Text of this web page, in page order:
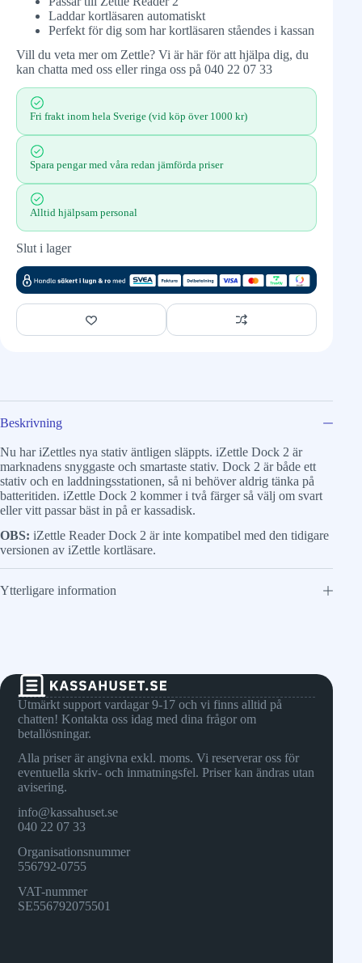
Laddar kortläsaren automatiskt
Perfekt för dig som har kortläsaren ståendes i kassan
Vill du veta mer om Zettle? Vi är här för att hjälpa dig, du
kan chatta med oss eller ringa oss på 040 22 07 33
Fri frakt inom hela Sverige (vid köp över 1000 kr)
Spara pengar med våra redan jämförda priser
Alltid hjälpsam personal
Slut i lager
Beskrivning
Nu har iZettles nya stativ äntligen släppts. iZettle Dock 2 är
marknadens snyggaste och smartaste stativ. Dock 2 är både ett
stativ och en laddningsstationen, så ni behöver aldrig tänka på
batteritiden. iZettle Dock 2 kommer i två färger så välj om svart
eller vitt passar bäst in på er kassadisk.
OBS: iZettle Reader Dock 2 är inte kompatibel med den tidigare
versionen av iZettle kortläsare.
Ytterligare information
Utmärkt support vardagar 9-17 och vi finns alltid på
chatten! Kontakta oss idag med dina frågor om
betallösningar.
Alla priser är angivna exkl. moms. Vi reserverar oss för
eventuella skriv- och inmatningsfel. Priser kan ändras utan
avisering.
info@kassahuset.se
040 22 07 33
Organisationsnummer
556792-0755
VAT-nummer
SE556792075501